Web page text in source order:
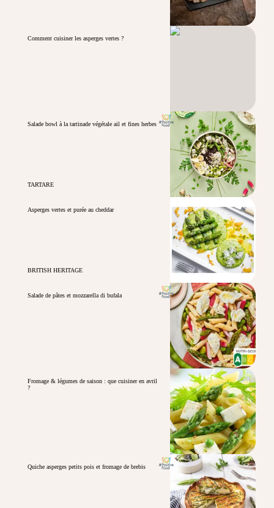
Comment cuisiner les asperges vertes ?
Salade bowl à la tartinade végétale ail et fines herbes
TARTARE
Asperges vertes et purée au cheddar
BRITISH HERITAGE
Salade de pâtes et mozzarella di bufala
Fromage & légumes de saison : que cuisiner en avril
?
Quiche asperges petits pois et fromage de brebis